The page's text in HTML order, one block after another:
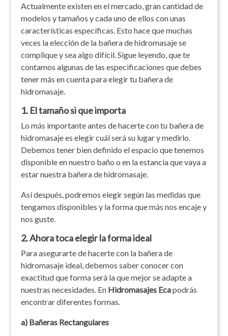
Actualmente existen en el mercado, gran cantidad de
modelos y tamaños y cada uno de ellos con unas
características específicas. Esto hace que muchas
veces la elección de la bañera de hidromasaje se
complique y sea algo difícil. Sigue leyendo, que te
contamos algunas de las especificaciones que debes
tener más en cuenta para elegir tu bañera de
hidromasaje.
1. El tamaño si que importa
Lo más importante antes de hacerte con tu bañera de
hidromasaje es elegir cuál será su lugar y medirlo.
Debemos tener bien definido el espacio que tenemos
disponible en nuestro baño o en la estancia que vaya a
estar nuestra bañera de hidromasaje.
Así después, podremos elegir según las medidas que
tengamos disponibles y la forma que más nos encaje y
nos guste.
2. Ahora toca elegir la forma ideal
Para asegurarte de hacerte con la bañera de
hidromasaje ideal, debemos saber conocer con
exactitud que forma será la que mejor se adapte a
nuestras necesidades. En Hidromasajes Ecapodrás
encontrar diferentes formas.
a) Bañeras Rectangulares